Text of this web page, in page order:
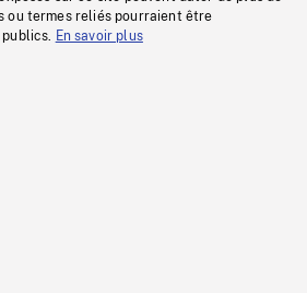
ou termes reliés pourraient être
En savoir plus